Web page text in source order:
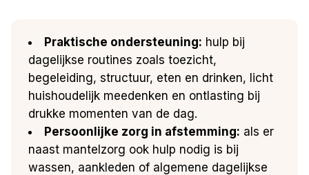
Praktische ondersteuning: hulp bij
dagelijkse routines zoals toezicht,
begeleiding, structuur, eten en drinken, licht
huishoudelijk meedenken en ontlasting bij
drukke momenten van de dag.
Persoonlijke zorg in afstemming: als er
naast mantelzorg ook hulp nodig is bij
wassen, aankleden of algemene dagelijkse